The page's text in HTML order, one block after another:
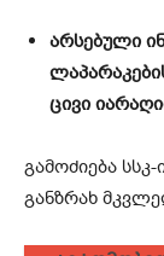
არ­სე­ბუ­ლი
ცივი
გა­მო­ძი­ე­ბა
გან­ზრახ